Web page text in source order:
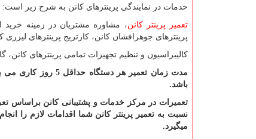
خدمات در نمایندگی پرینترهای کانن به شرح زیر است:
تعمیر پرینتر کانن، مشاوره مشتریان در زمینه خرید
پرینترهای جوهرافشان کانن، کارتریج پرینترهای لیزری
کالیبراسیون و تنظیم تجهیزات تمامی پرینترهای کانن،
مدت زمان تعمیر
باشد.
تعمیرات در مرکز خدمات و پشتیبانی کانن براساس
نسبت به تعمیر پرینتر کانن شما اقدامات لازم را
میگیرد.